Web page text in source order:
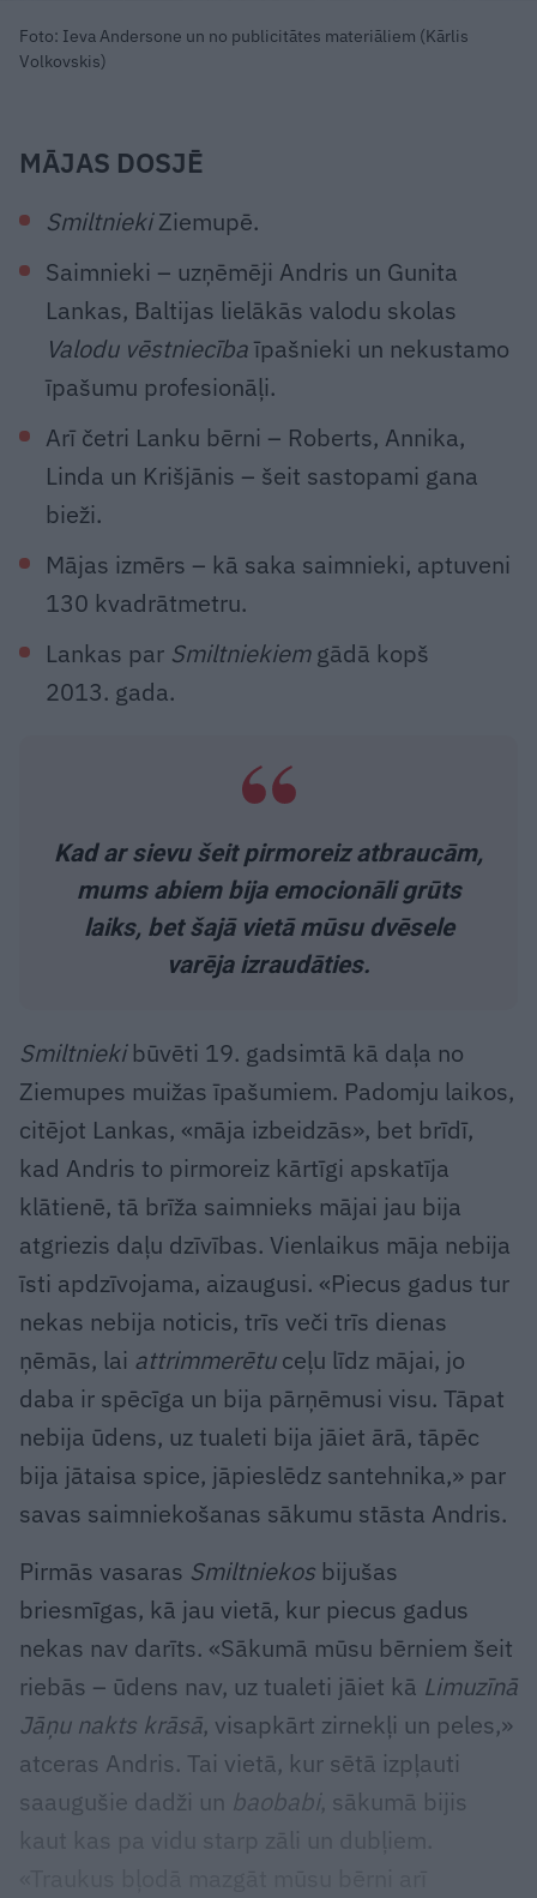
Foto: Ieva Andersone un no publicitātes materiāliem (Kārlis
Volkovskis)
MĀJAS DOSJĒ
SmiltniekiZiemupē.
Saimnieki – uzņēmēji Andris un Gunita
Lankas, Baltijas lielākās valodu skolas
Valodu vēstniecībaīpašnieki un nekustamo
īpašumu profesionāļi.
Arī četri Lanku bērni – Roberts, Annika,
Linda un Krišjānis – šeit sastopami gana
bieži.
Mājas izmērs – kā saka saimnieki, aptuveni
130 kvadrātmetru.
Lankas par Smiltniekiemgādā kopš
2013. gada.
Kad ar sievu šeit pirmoreiz atbraucām,
mums abiem bija emocionāli grūts
laiks, bet šajā vietā mūsu dvēsele
varēja izraudāties.
Smiltniekibūvēti 19. gadsimtā kā daļa no
Ziemupes muižas īpašumiem. Padomju laikos,
citējot Lankas, «māja izbeidzās», bet brīdī,
kad Andris to pirmoreiz kārtīgi apskatīja
klātienē, tā brīža saimnieks mājai jau bija
atgriezis daļu dzīvības. Vienlaikus māja nebija
īsti apdzīvojama, aizaugusi. «Piecus gadus tur
nekas nebija noticis, trīs veči trīs dienas
ņēmās, lai attrimmerētuceļu līdz mājai, jo
daba ir spēcīga un bija pārņēmusi visu. Tāpat
nebija ūdens, uz tualeti bija jāiet ārā, tāpēc
bija jātaisa spice, jāpieslēdz santehnika,» par
savas saimniekošanas sākumu stāsta Andris.
Pirmās vasaras Smiltniekos bijušas
briesmīgas, kā jau vietā, kur piecus gadus
nekas nav darīts. «Sākumā mūsu bērniem šeit
riebās – ūdens nav, uz tualeti jāiet kā Limuzīnā
Jāņu nakts krāsā, visapkārt zirnekļi un peles,»
atceras Andris. Tai vietā, kur sētā izpļauti
saaugušie dadži un baobabi, sākumā bijis